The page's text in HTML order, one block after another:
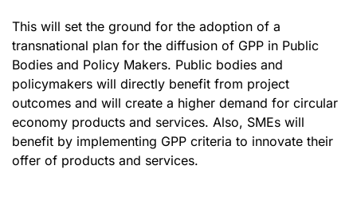
This will set the ground for the adoption of a
transnational plan for the diffusion of GPP in Public
Bodies and Policy Makers. Public bodies and
policymakers will directly benefit from project
outcomes and will create a higher demand for circular
economy products and services. Also, SMEs will
benefit by implementing GPP criteria to innovate their
offer of products and services.